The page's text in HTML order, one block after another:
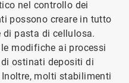
nel controllo dei
possono creare in tutto
pasta di cellulosa.
modifiche ai processi
ostinati depositi di
molti stabilimenti